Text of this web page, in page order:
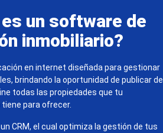
es un software de
inmobiliario?
en internet diseñada para gestionar
brindando la oportunidad de publicar de
todas las propiedades que tu
para ofrecer.
CRM, el cual optimiza la gestión de tus